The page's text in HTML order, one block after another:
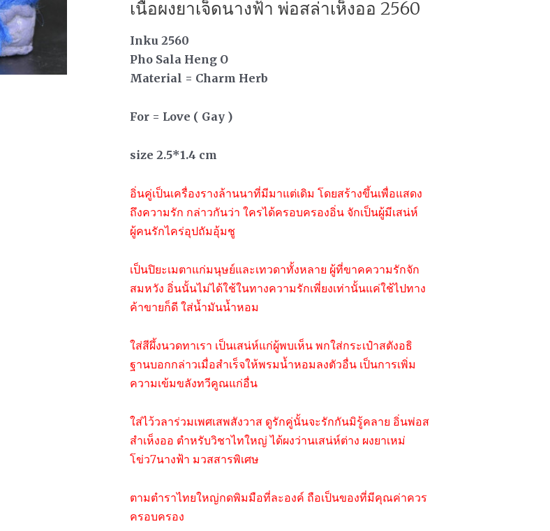
เนื้อผงยาเจ็ดนางฟ้า พ่อสล่าเห็งออ 2560
Inku 2560
Pho Sala Heng O
Material = Charm Herb
For = Love ( Gay )
size 2.5*1.4 cm
อิ่นคู่เป็นเครื่องรางล้านนาที่มีมาแต่เดิม โดยสร้างขึ้นเพื่อแสดง
ถึงความรัก กล่าวกันว่า ใครได้ครอบครองอิ่น จักเป็นผู้มีเสน่ห์
ผู้คนรักไคร่อุปถัมอุ้มชู
เป็นปิยะเมตาแก่มนุษย์และเทวดาทั้งหลาย ผู้ที่ขาคความรักจัก
สมหวัง อิ่นนั้นไม่ได้ใช้ในทางความรักเพี่ยงเท่านั้นแค่ใช้ไปทาง
ค้าขายก็ดี ใส่น้ำมันน้ำหอม
ใส่สีผึ้งนวดทาเรา เป็นเสน่ห์แก่ผู้พบเห็น พกใส่กระเป๋าสตังอธิ
ฐานบอกกล่าวเมื่อสำเร็จให้พรมน้ำหอมลงตัวอื่น เป็นการเพิ่ม
ความเข้มขลังทวีคูณแก่อื่น
ใส่ไว้วลาร่วมเพศเสพสังวาส ดูรักคู่นั้นจะรักกันมิรู้คลาย อิ่นพ่อส
สำเห็งออ ตำหรับวิชาไทใหญ่ ได้ผงว่านเสน่ห์ต่าง ผงยาเหม่
โข่ว7นางฟ้า มวสสารพิเศษ
ตามตำราไทยใหญ่กดพิมมือที่ละองค์ ถือเป็นของที่มีคุณค่าควร
ครอบครอง